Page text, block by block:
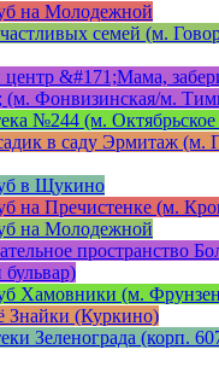
на Молодежной
семей (м.
центр &#171;Мама,
(м. Фонвизинская/м.
№244 (м. Октябрьское
в саду Эрмитаж (м.
в Щукино
на Пречистенке (м.
на Молодежной
пространство
Хамовники (м.
Знайки (Куркино)
Зеленограда (корп.